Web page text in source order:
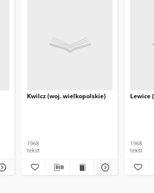
Kwilcz (woj. wielkopolskie)
1968
tekst
Lewice
1968
tekst